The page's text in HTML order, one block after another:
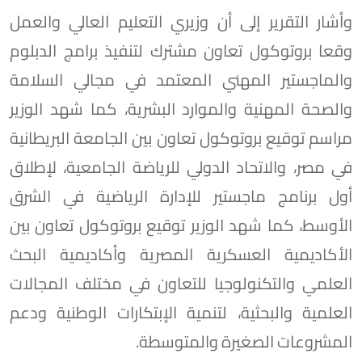
وأشار التقرير إلى أن وزيري التعليم العالي والعمل
وقعا بروتوكول تعاون مشترك لتنفيذ برامج الدبلوم
والماجستير المهني المعتمد في مجالي السلامة
والصحة المهنية والموارد البشرية، كما شهد الوزير
مراسم توقيع بروتوكول تعاون بين الجامعة البريطانية
في مصر، والاتحاد الدولي للرياضة الجامعية، لإطلاق
أول برنامج ماجستير للإدارة الرياضية في الشرق
الأوسط، كما شهد الوزير توقيع بروتوكول تعاون بين
الأكاديمية العسكرية المصرية وأكاديمية البحث
العلمي والتكنولوجيا للتعاون في مختلف المجالات
العلمية والبحثية، لتنمية الإبتكارات الوطنية ودعم
المشروعات الصغيرة والمتوسطة.